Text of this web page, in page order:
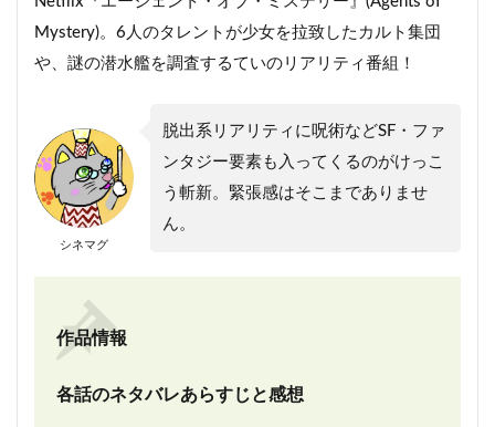
Mystery)。6人のタレントが少女を拉致したカルト集団
や、謎の潜水艦を調査するていのリアリティ番組！
シネマグ
脱出系リアリティに呪術などSF・ファ
ンタジー要素も入ってくるのがけっこ
う斬新。緊張感はそこまでありませ
ん。
作品情報
各話のネタバレあらすじと感想